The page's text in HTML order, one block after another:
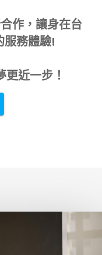
作，讓身在台
服務體驗!
近一步！